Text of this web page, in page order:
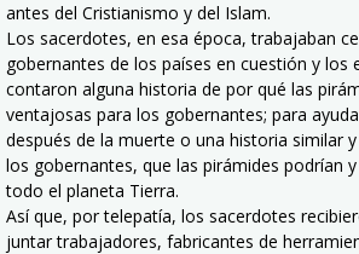
antes del Cristianismo y del Islam.
Los sacerdotes, en esa época, trabajaban
gobernantes de los países en cuestión y los
contaron alguna historia de por qué las
ventajosas para los gobernantes; para
después de la muerte o una historia similar
los gobernantes, que las pirámides podrían
todo el planeta Tierra.
Así que, por telepatía, los sacerdotes
juntar trabajadores, fabricantes de